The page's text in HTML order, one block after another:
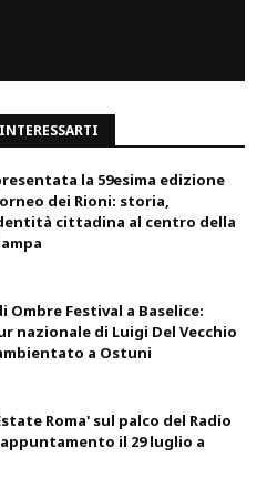
la 59esima edizione
dei Rioni: storia,
cittadina al centro della
Ombre Festival a Baselice:
nazionale di Luigi Del Vecchio
a Ostuni
Roma' sul palco del Radio
il 29 luglio a